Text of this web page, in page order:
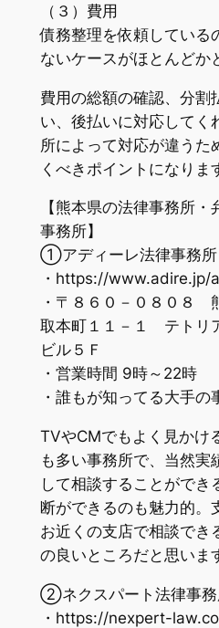
（３）費用
債務整理を依頼している
ないケースがほとんどか
費用の総額の確認、分割
い、後払いに対応してく
所によって対応が違うた
くべきポイントになりま
【熊本県の法律事務所
事務所】
①アディーレ法律事務所
・https://www.adire.jp/
・〒８６０－０８０８
取本町１１－１ テトリ
ビル５Ｆ
・営業時間 9時～22時
・誰もが知ってる大手の
TVやCMでもよく見かけ
も多い事務所で、当然実
して相談することができ
断ができるのも魅力的。
お近くの支店で相談でき
の良いところだと思いま
②ネクスパート法律事
・https://nexpert-